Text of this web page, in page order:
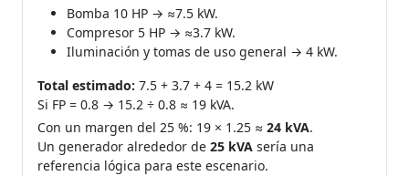
Bomba 10 HP → ≈7.5 kW.
Compresor 5 HP → ≈3.7 kW.
Iluminación y tomas de uso general → 4 kW.
Total estimado: 7.5 + 3.7 + 4 = 15.2 kW
Si FP = 0.8 → 15.2 ÷ 0.8 ≈ 19 kVA.
Con un margen del 25 %: 19 × 1.25 ≈ 24 kVA.
Un generador alrededor de 25 kVA sería una
referencia lógica para este escenario.